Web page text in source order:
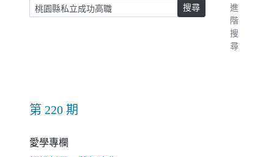
請輸入關鍵字 搜尋
進
階
搜
尋
第 220 期
愛學專欄